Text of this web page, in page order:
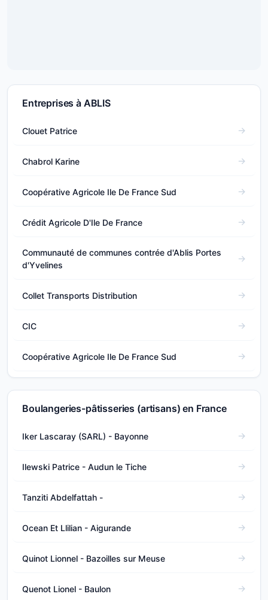
Entreprises à ABLIS
Clouet Patrice
Chabrol Karine
Coopérative Agricole Ile De France Sud
Crédit Agricole D'Ile De France
Communauté de communes contrée d'Ablis Portes
d'Yvelines
Collet Transports Distribution
CIC
Coopérative Agricole Ile De France Sud
Boulangeries-pâtisseries (artisans) en France
Iker Lascaray (SARL) - Bayonne
Ilewski Patrice - Audun le Tiche
Tanziti Abdelfattah -
Ocean Et Llilian - Aigurande
Quinot Lionnel - Bazoilles sur Meuse
Quenot Lionel - Baulon